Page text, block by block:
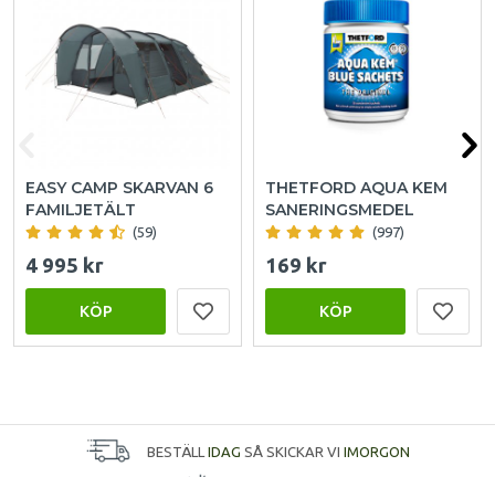
EASY CAMP SKARVAN 6
FAMILJETÄLT
(59)
4 995 kr
KÖP
THETFORD AQUA KEM
SANERINGSMEDEL
(997)
169 kr
KÖP
BESTÄLL IDAG SÅ SKICKAR VI IMORGON